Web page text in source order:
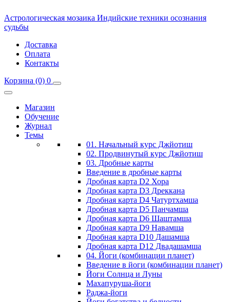
Астрологическая мозаика Индийские техники осознания
судьбы
Доставка
Оплата
Контакты
Корзина (0) 0
Магазин
Обучение
Журнал
Темы
01. Начальный курс Джйотиш
02. Продвинутый курс Джйотиш
03. Дробные карты
Введение в дробные карты
Дробная карта D2 Хора
Дробная карта D3 Дреккана
Дробная карта D4 Чатуртхамша
Дробная карта D5 Панчамша
Дробная карта D6 Шаштамша
Дробная карта D9 Навамша
Дробная карта D10 Дашамша
Дробная карта D12 Двадашамша
04. Йоги (комбинации планет)
Введение в йоги (комбинации планет)
Йоги Солнца и Луны
Махапуруша-йоги
Раджа-йоги